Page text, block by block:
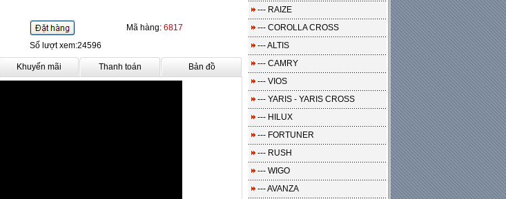
Mã hàng: 6817
Số lượt xem:24596
Khuyến mãi Thanh toán Bản đồ
--- RAIZE
--- COROLLA CROSS
--- ALTIS
--- CAMRY
--- VIOS
--- YARIS - YARIS CROSS
--- HILUX
--- FORTUNER
--- RUSH
--- WIGO
--- AVANZA